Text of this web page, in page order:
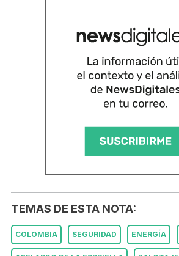
TEMAS DE ESTA NOTA:
COLOMBIA SEGURIDAD ENERGÍA